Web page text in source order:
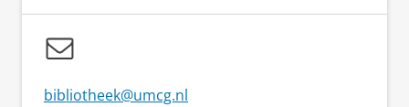
bibliotheek@umcg.nl